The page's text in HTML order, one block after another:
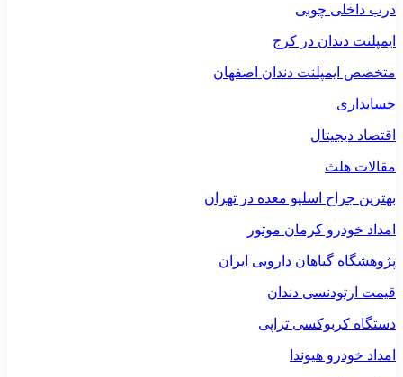
درب داخلی چوبی
ایمپلنت دندان در کرج
متخصص ایمپلنت دندان اصفهان
حسابداری
اقتصاد دیجیتال
مقالات هلث
بهترین جراح اسلیو معده در تهران
امداد خودرو کرمان موتور
پژوهشگاه گیاهان دارویی ایران
قیمت ارتودنسی دندان
دستگاه کربوکسی تراپی
امداد خودرو هیوندا